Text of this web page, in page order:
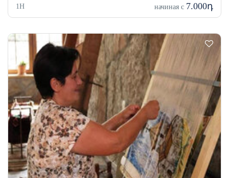
1H начиная с 7.000դ